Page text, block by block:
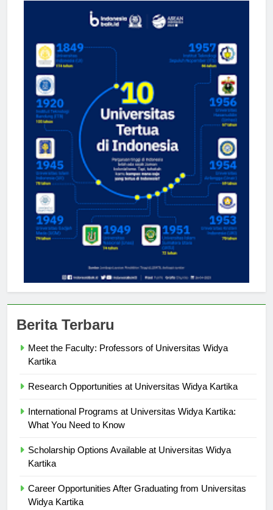
Meet the Faculty: Professors of Universitas Widya
International Programs at Universitas Widya Kartika:
Scholarship Options Available at Universitas Widya
Career Opportunities After Graduating from Universitas